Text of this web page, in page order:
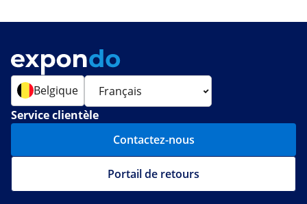
Belgique
Service clientèle
Contactez-nous
Portail de retours